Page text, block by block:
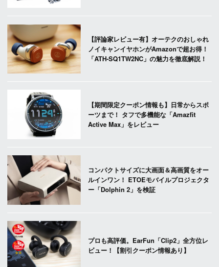
【評論家レビュー有】オーテクのおしゃれ
ノイキャンイヤホンがAmazonで超お得！
「ATH-SQ1TW2NC」の魅力を徹底解説！
【期間限定クーポン情報も】日常からスポ
ーツまで！ タフで多機能な「Amazfit
Active Max」をレビュー
コンパクトサイズに大画面＆高画質をオー
ルインワン！ ETOEモバイルプロジェクタ
ー「Dolphin 2」を検証
プロも高評価。EarFun「Clip2」全方位レ
ビュー！【割引クーポン情報あり】